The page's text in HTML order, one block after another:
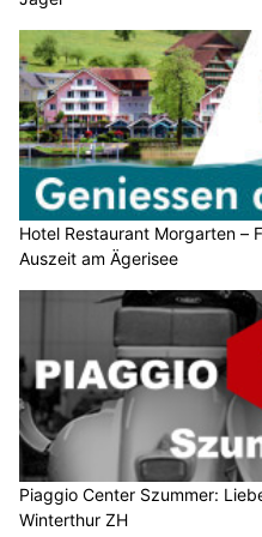
Hotel Restaurant Morgarten –
Auszeit am Ägerisee
Piaggio Center Szummer:
Winterthur ZH